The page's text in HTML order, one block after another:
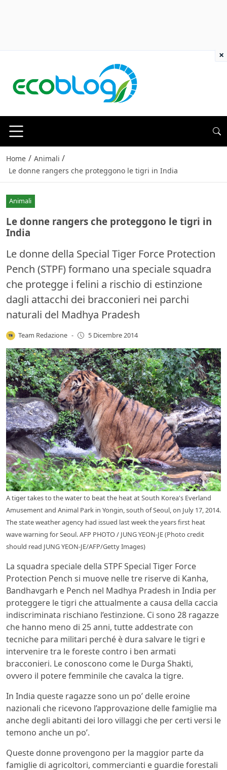
Home / Animali /
Le donne rangers che proteggono le tigri in India
Animali
Le donne rangers che proteggono le tigri in
India
Le donne della Special Tiger Force Protection
Pench (STPF) formano una speciale squadra
che protegge i felini a rischio di estinzione
dagli attacchi dei bracconieri nei parchi
naturali del Madhya Pradesh
Team Redazione - 5 Dicembre 2014
A tiger takes to the water to beat the heat at South Korea's Everland
Amusement and Animal Park in Yongin, south of Seoul, on July 17, 2014.
The state weather agency had issued last week the years first heat
wave warning for Seoul. AFP PHOTO / JUNG YEON-JE (Photo credit
should read JUNG YEON-JE/AFP/Getty Images)
La squadra speciale della STPF Special Tiger Force
Protection Pench si muove nelle tre riserve di Kanha,
Bandhavgarh e Pench nel Madhya Pradesh in India per
proteggere le tigri che attualmente a causa della caccia
indiscriminata rischiano l’estinzione. Ci sono 28 ragazze
che hanno meno di 25 anni, tutte addestrate con
tecniche para militari perché è dura salvare le tigri e
intervenire tra le foreste contro i ben armati
bracconieri. Le conoscono come le Durga Shakti,
ovvero il potere femminile che cavalca la tigre.
In India queste ragazze sono un po’ delle eroine
nazionali che ricevono l’approvazione delle famiglie ma
anche degli abitanti dei loro villaggi che per certi versi le
temono anche un po’.
Queste donne provengono per la maggior parte da
famiglie di agricoltori, commercianti e guardie forestali
×